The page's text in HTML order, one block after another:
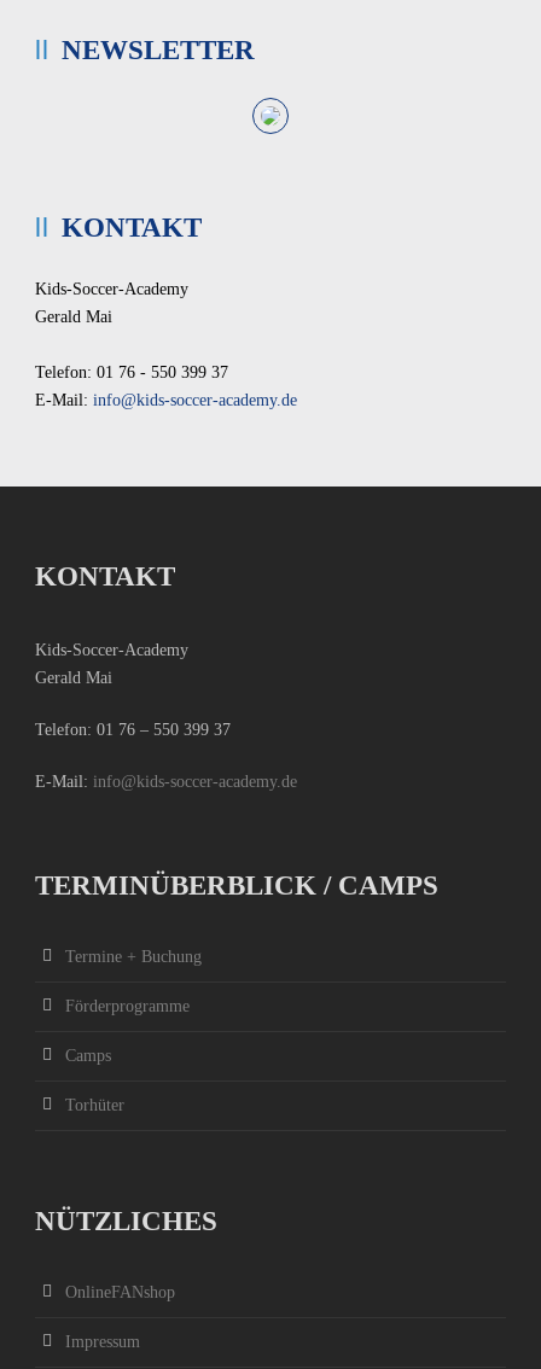
NEWSLETTER
KONTAKT
Kids-Soccer-Academy
Gerald Mai
Telefon: 01 76 - 550 399 37
E-Mail: info@kids-soccer-academy.de
KONTAKT
Kids-Soccer-Academy
Gerald Mai
Telefon: 01 76 – 550 399 37
E-Mail: info@kids-soccer-academy.de
TERMINÜBERBLICK / CAMPS
Termine + Buchung
Förderprogramme
Camps
Torhüter
NÜTZLICHES
OnlineFANshop
Impressum